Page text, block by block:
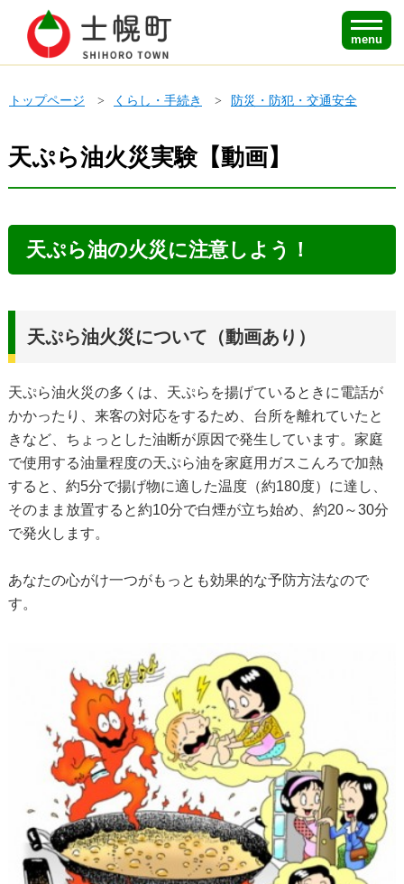
menu
トップページ くらし・手続き 防災・防犯・交通安全
天ぷら油火災実験【動画】
天ぷら油の火災に注意しよう！
天ぷら油火災について（動画あり）
天ぷら油火災の多くは、天ぷらを揚げているときに電話が
かかったり、来客の対応をするため、台所を離れていたと
きなど、ちょっとした油断が原因で発生しています。家庭
で使用する油量程度の天ぷら油を家庭用ガスこんろで加熱
すると、約5分で揚げ物に適した温度（約180度）に達し、
そのまま放置すると約10分で白煙が立ち始め、約20～30分
で発火します。
あなたの心がけ一つがもっとも効果的な予防方法なので
す。